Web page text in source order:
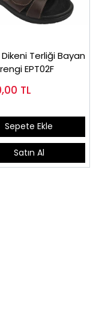
Terliği Bayan
EPT02F
TL
Sepete Ekle
Satın Al